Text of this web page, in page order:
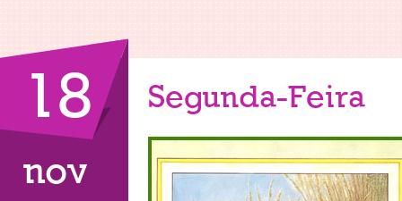
18
nov
Segunda-Feira